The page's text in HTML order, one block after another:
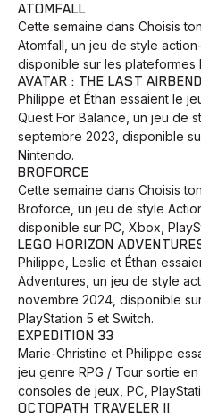
ATOMFALL
Cette semaine dans Choisis
Atomfall, un jeu de style
disponible sur les plateformes
AVATAR : THE LAST
Philippe et Éthan essaient le
Quest For Balance, un jeu de
septembre 2023, disponible
Nintendo.
BROFORCE
Cette semaine dans Choisis
Broforce, un jeu de style
disponible sur PC, Xbox,
LEGO HORIZON
Philippe, Leslie et Éthan
Adventures, un jeu de style
novembre 2024, disponible
PlayStation 5 et Switch.
EXPEDITION 33
Marie-Christine et Philippe
jeu genre RPG / Tour sortie
consoles de jeux, PC,
OCTOPATH TRAVELER II